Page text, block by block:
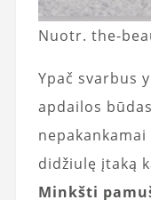
Nuotr. the-
Ypač svarbus
apdailos
didžiulę įtaką
Minkšti